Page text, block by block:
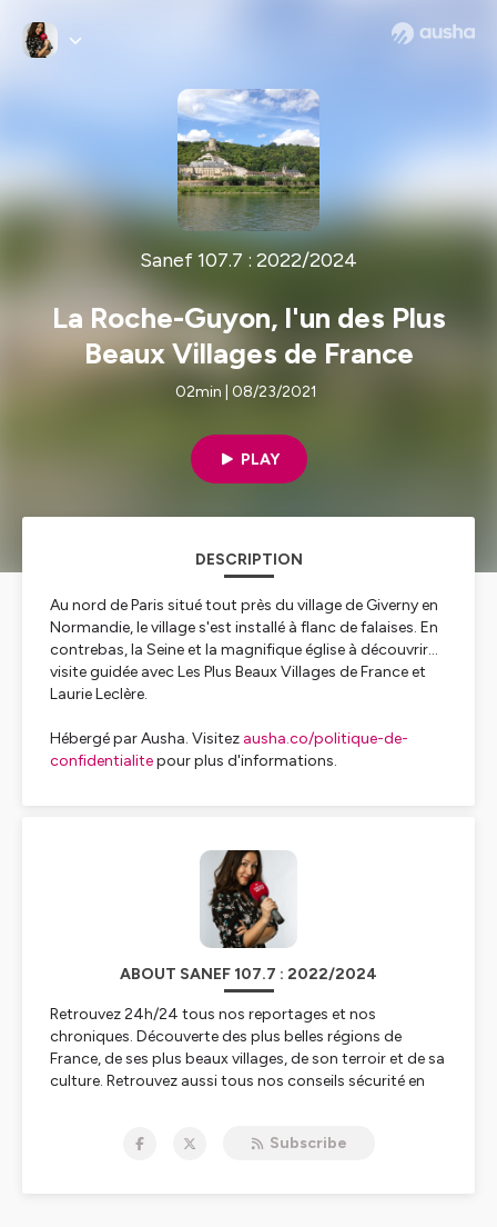
Sanef 107.7 : 2022/2024
La Roche-Guyon, l'un des Plus
Beaux Villages de France
02min | 08/23/2021
PLAY
DESCRIPTION
Au nord de Paris situé tout près du village de Giverny en
Normandie, le village s'est installé à flanc de falaises. En
contrebas, la Seine et la magnifique église à découvrir...
visite guidée avec Les Plus Beaux Villages de France et
Laurie Leclère.
Hébergé par Ausha. Visitez ausha.co/politique-de-
confidentialitepour plus d'informations.
ABOUT SANEF 107.7 : 2022/2024
Retrouvez 24h/24 tous nos reportages et nos
chroniques. Découverte des plus belles régions de
France, de ses plus beaux villages, de son terroir et de sa
culture. Retrouvez aussi tous nos conseils sécurité en
Hébergé par Ausha. Visitez
ausha.co/politique-de-
Subscribe